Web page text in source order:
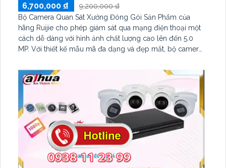
6,700,000 ₫
9,200,000 ₫
Bộ Camera Quan Sát Xưởng Đóng Gói Sản Phẩm của
hãng Ruijie cho phép giám sát qua mạng điện thoại một
cách dễ dàng với hình ảnh chất lượng cao lên đến 5.0
MP. Với thiết kế mẫu mã đa dạng và đẹp mắt, bộ camera
còn tạo điểm nhấn cho không gian xưởng đóng gói sản
phẩm